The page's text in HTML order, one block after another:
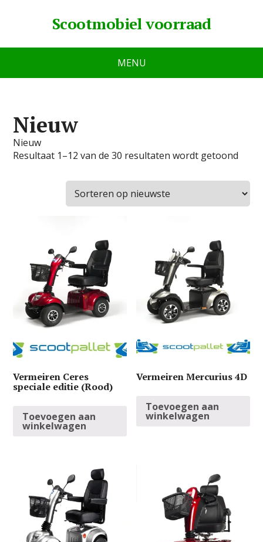
Scootmobiel voorraad
MENU
Nieuw
Nieuw
Resultaat 1–12 van de 30 resultaten wordt getoond
Vermeiren Ceres
speciale editie (Rood)
Toevoegen aan
winkelwagen
Vermeiren Mercurius 4D
Toevoegen aan
winkelwagen